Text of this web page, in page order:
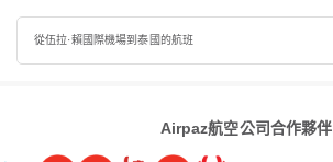
從伍拉·賴國際機場到泰國的航班
Airpaz航空公司合作夥伴